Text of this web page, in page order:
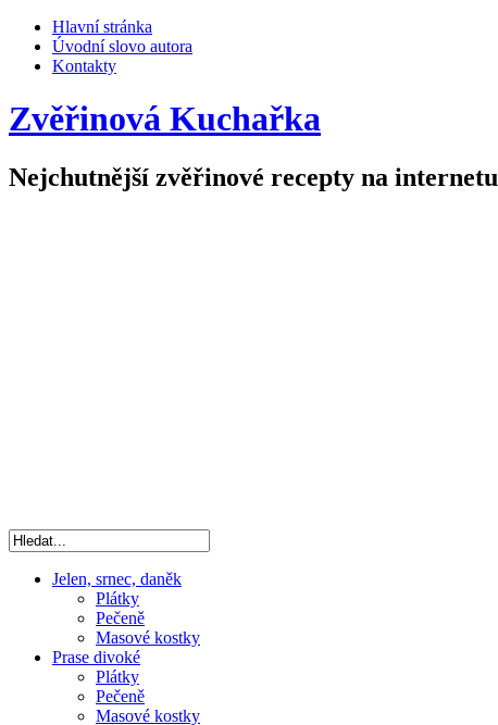
Hlavní stránka
Úvodní slovo autora
Kontakty
Zvěřinová Kuchařka
Nejchutnější zvěřinové recepty na internetu
Jelen, srnec, daněk
Plátky
Pečeně
Masové kostky
Prase divoké
Plátky
Pečeně
Masové kostky